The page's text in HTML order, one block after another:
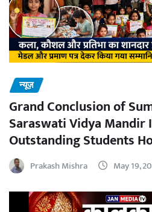
न्यूज़
Grand Conclusion of
Saraswati Vidya Mandir
Outstanding Students
Prakash Mishra May 19,